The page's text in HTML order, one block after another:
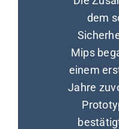
dem
Mips
einem
Jahre